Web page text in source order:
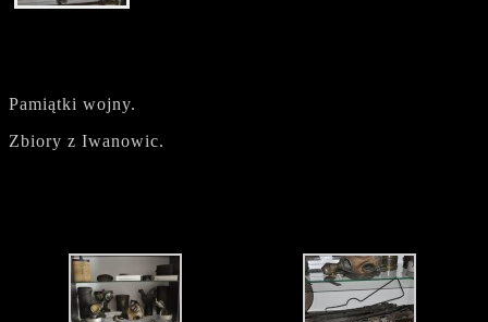
Pamiątki wojny.
Zbiory z Iwanowic.